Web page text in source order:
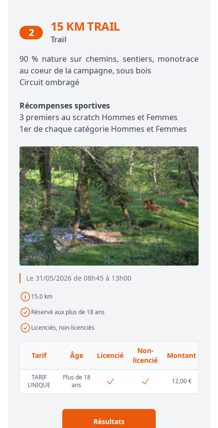
Le 31/05/2026 de 08h45 à 13h00
15.0 km
Réservé aux plus de 18 ans
Licenciés, non-licenciés
2 15 KM TRAIL
Trail
90 % nature sur chemins, sentiers, monotrace
au coeur de la campagne, sous bois
Circuit ombragé
Récompenses sportives
3 premiers au scratch Hommes et Femmes
1er de chaque catégorie Hommes et Femmes
Tarif Âge Licencié
Non-
licencié
Montant
TARIF
UNIQUE
Plus de 18
ans
12,00 €
Résultats